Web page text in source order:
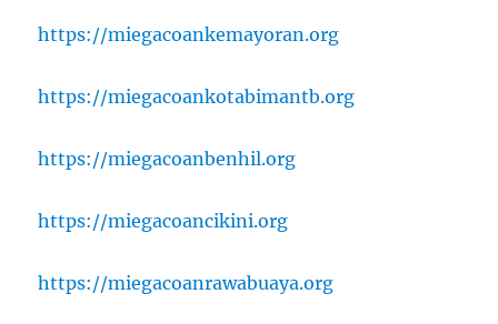
https://miegacoankemayoran.org
https://miegacoankotabimantb.org
https://miegacoanbenhil.org
https://miegacoancikini.org
https://miegacoanrawabuaya.org